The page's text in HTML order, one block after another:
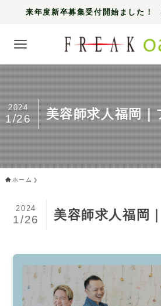
来年度新卒募集受付開始ました！
美容師求人福岡
2024
1/26
ホーム
美容師求人福岡
2024
1/26